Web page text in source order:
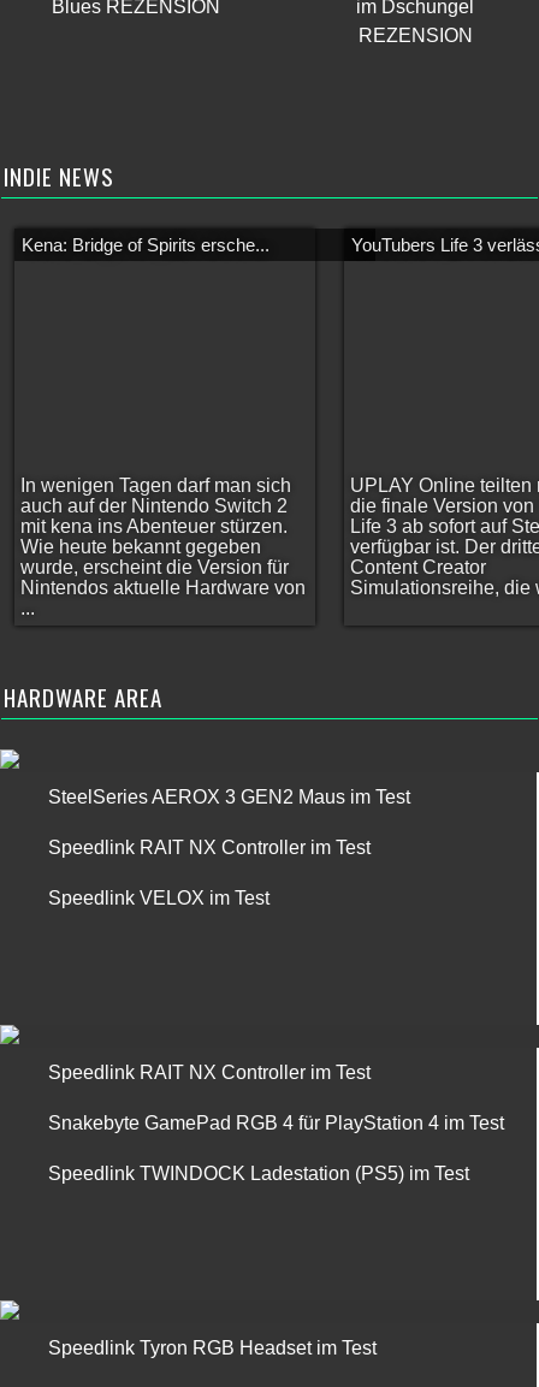
Blues REZENSION
im Dschungel
REZENSION
INDIE NEWS
Kena: Bridge of Spirits ersche...
In wenigen Tagen darf man sich
auch auf der Nintendo Switch 2
mit kena ins Abenteuer stürzen.
Wie heute bekannt gegeben
wurde, erscheint die Version für
Nintendos aktuelle Hardware von
...
YouTubers Life 3
UPLAY Online teilten
die finale Version von
Life 3 ab sofort auf
verfügbar ist. Der
Content Creator
Simulationsreihe, die
HARDWARE AREA
SteelSeries AEROX 3 GEN2 Maus im Test
Speedlink RAIT NX Controller im Test
Speedlink VELOX im Test
Speedlink RAIT NX Controller im Test
Snakebyte GamePad RGB 4 für PlayStation 4 im Test
Speedlink TWINDOCK Ladestation (PS5) im Test
Speedlink Tyron RGB Headset im Test